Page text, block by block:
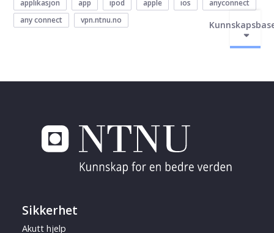
applikasjon app ipod apple ios
anyconnect
any connect
vpn.ntnu.no
Sikkerhet
Akutt hjelp